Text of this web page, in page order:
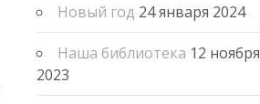
Новый год 24 января 2024
Наша библиотека 12 ноября
2023